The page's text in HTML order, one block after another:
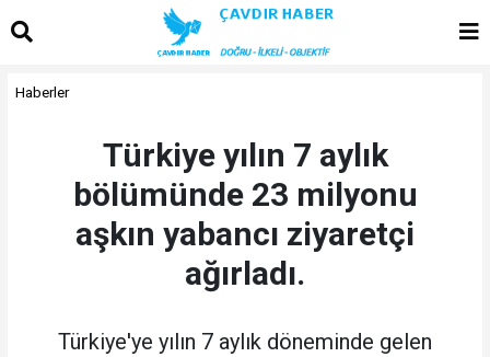
Haberler
Türkiye yılın 7 aylık
bölümünde 23 milyonu
aşkın yabancı ziyaretçi
ağırladı.
Türkiye'ye yılın 7 aylık döneminde gelen